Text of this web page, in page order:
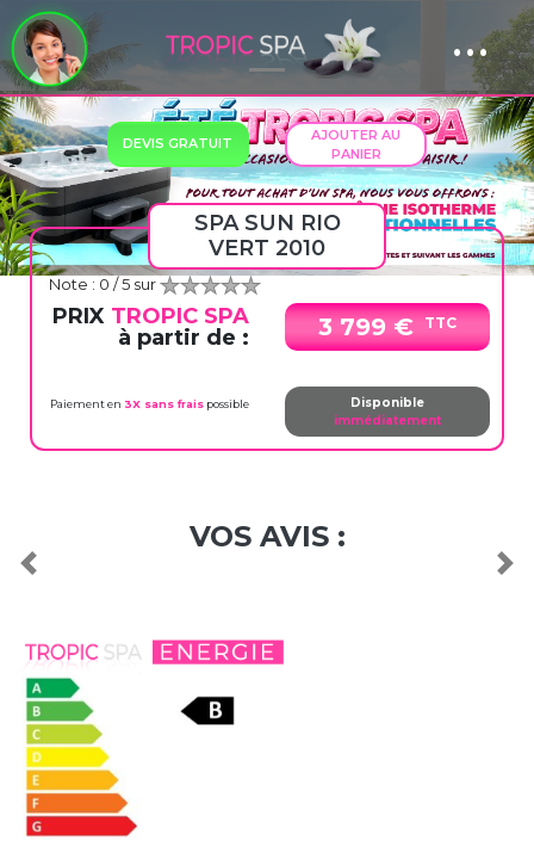
Panneau de gestion des cookies ...
Previous Next
DEVIS GRATUIT
AJOUTER AU
PANIER
SPA SUN RIO
VERT 2010
Note : 0 / 5 sur
PRIX TROPIC SPA
à partir de :
3 799 € TTC
Paiement en 3X sans frais possible
Disponible
immédiatement
VOS AVIS :
Previous